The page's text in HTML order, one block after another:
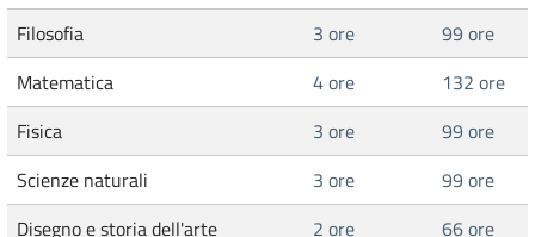
Filosofia
3 ore
99 ore
Matematica
4 ore
132 ore
Fisica
3 ore
99 ore
Scienze naturali
3 ore
99 ore
Disegno e storia dell'arte
2 ore
66 ore